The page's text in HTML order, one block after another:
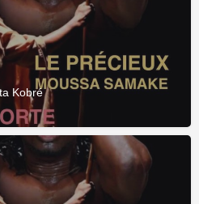
Kobré